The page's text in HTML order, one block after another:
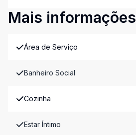
Mais informações
Área de Serviço
Banheiro Social
Cozinha
Estar Íntimo